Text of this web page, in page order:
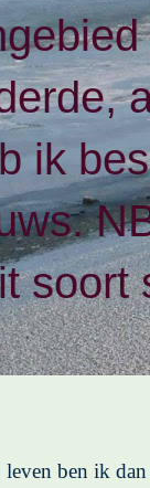
ik
soort
ben ik